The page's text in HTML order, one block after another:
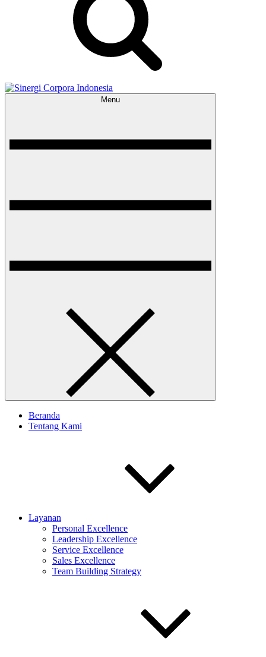
Menu
Beranda
Tentang Kami
Layanan
Personal Excellence
Leadership Excellence
Service Excellence
Sales Excellence
Team Building Strategy